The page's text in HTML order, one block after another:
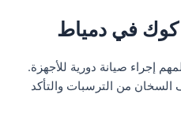
كوك في دمياط
إجراء صيانة دورية للأجهزة.
السخان من الترسبات والتأكد